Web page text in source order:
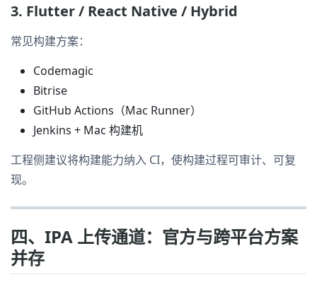
3. Flutter / React Native / Hybrid
常见构建方案：
Codemagic
Bitrise
GitHub Actions（Mac Runner）
Jenkins + Mac 构建机
工程侧建议将构建能力纳入 CI，使构建过程可审计、可复
现。
四、IPA 上传通道：官方与跨平台方案
并存